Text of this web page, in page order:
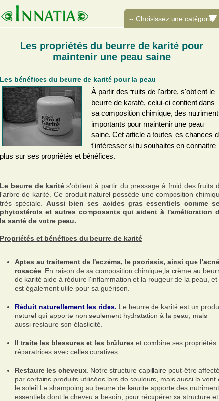
Les propriétés du beurre de karité pour
maintenir une peau saine
Les bénéfices du beurre de karité pour la peau
À partir des fruits de l'arbre, s'obtient le
beurre de karaté, celui-ci contient dans
sa composition chimique, des
importants pour maintenir une peau
saine. Cet article a toutes les chances
t'intéresser si tu souhaites en connaitre
plus sur ses propriétés et bénéfices.
Le beurre de karité s'obtient à partir du pressage à froid des fruits
l'arbre de karité. Ce produit naturel possède une composition
très spéciale. Aussi bien ses acides gras essentiels comme
phytostérols et autres composants qui aident à l'amélioration
la santé de votre peau.
Propriétés et bénéfices du beurre de karité
Aptes au traitement de l'eczéma, le psoriasis, ainsi que l'acné
rosacée . En raison de sa composition chimique,la crème au
de karité aide à réduire l'inflammation et la rougeur de la peau, et
est également utile pour sa guérison.
Réduit naturellement les rides. Le beurre de karité est un
naturel qui apporte non seulement hydratation à la peau, mais
aussi restaure son élasticité.
Il traite les blessures et les brûlures et combine ses propriétés
réparatrices avec celles curatives.
Restaure les cheveux . Notre structure capillaire peut-être affecté
par certains produits utilisées lors de couleurs, mais aussi le vent
le soleil.Le shampoing au beurre de kaurite apporte des
essentiels dont le cheveu a besoin, pour récupérer sa structure et